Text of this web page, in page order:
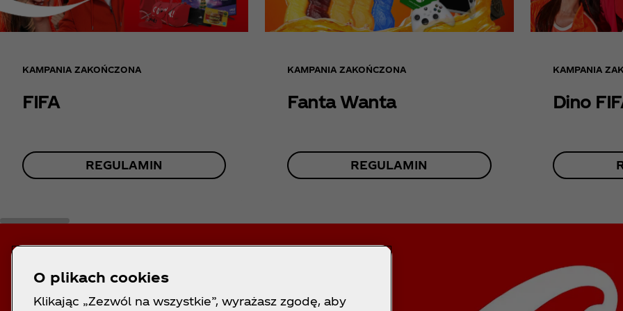
KAMPANIA ZAKOŃCZONA
FIFA
REGULAMIN
KAMPANIA ZAKOŃCZONA
Fanta Wanta
REGULAMIN
KAMPANIA
Dino
O plikach cookies
Klikając „Zezwól na wszystkie”, wyrażasz zgodę, aby